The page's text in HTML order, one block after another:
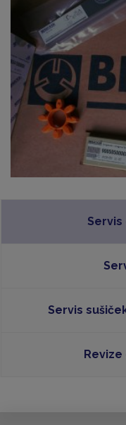
Servis